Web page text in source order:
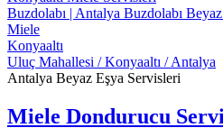
Buzdolabı | Antalya Buzdolabı
Miele
Konyaaltı
Uluç Mahallesi / Konyaaltı / Antalya
Antalya Beyaz Eşya Servisleri
Miele Dondurucu